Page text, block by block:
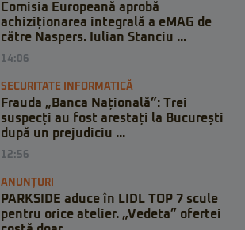
Comisia Europeană aprobă
achiziționarea integrală a eMAG de
către Naspers. Iulian Stanciu ...
14:06
SECURITATE INFORMATICĂ
Frauda „Banca Națională”: Trei
suspecți au fost arestați la București
după un prejudiciu ...
12:56
ANUNȚURI
PARKSIDE aduce în LIDL TOP 7 scule
pentru orice atelier. „Vedeta” ofertei